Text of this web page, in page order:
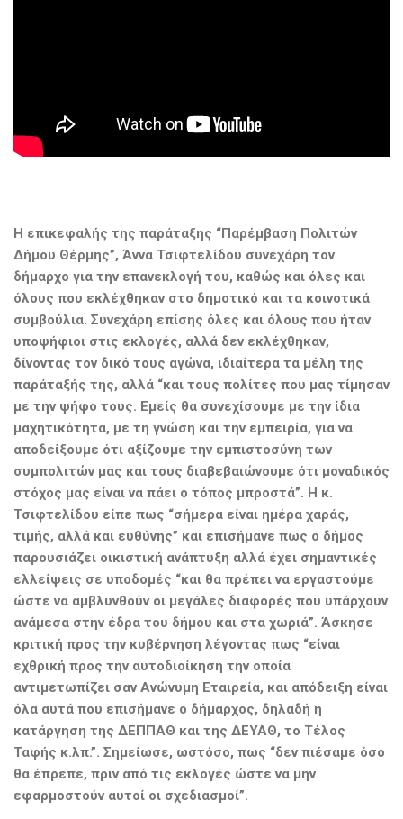
Η επικεφαλής της παράταξης “Παρέμβαση Πολιτών
Δήμου Θέρμης”, Άννα Τσιφτελίδου συνεχάρη τον
δήμαρχο για την επανεκλογή του, καθώς και όλες και
όλους που εκλέχθηκαν στο δημοτικό και τα κοινοτικά
συμβούλια. Συνεχάρη επίσης όλες και όλους που ήταν
υποψήφιοι στις εκλογές, αλλά δεν εκλέχθηκαν,
δίνοντας τον δικό τους αγώνα, ιδιαίτερα τα μέλη της
παράταξής της, αλλά “και τους πολίτες που μας τίμησαν
με την ψήφο τους. Εμείς θα συνεχίσουμε με την ίδια
μαχητικότητα, με τη γνώση και την εμπειρία, για να
αποδείξουμε ότι αξίζουμε την εμπιστοσύνη των
συμπολιτών μας και τους διαβεβαιώνουμε ότι μοναδικός
στόχος μας είναι να πάει ο τόπος μπροστά”. Η κ.
Τσιφτελίδου είπε πως “σήμερα είναι ημέρα χαράς,
τιμής, αλλά και ευθύνης” και επισήμανε πως ο δήμος
παρουσιάζει οικιστική ανάπτυξη αλλά έχει σημαντικές
ελλείψεις σε υποδομές “και θα πρέπει να εργαστούμε
ώστε να αμβλυνθούν οι μεγάλες διαφορές που υπάρχουν
ανάμεσα στην έδρα του δήμου και στα χωριά”. Άσκησε
κριτική προς την κυβέρνηση λέγοντας πως “είναι
εχθρική προς την αυτοδιοίκηση την οποία
αντιμετωπίζει σαν Ανώνυμη Εταιρεία, και απόδειξη είναι
όλα αυτά που επισήμανε ο δήμαρχος, δηλαδή η
κατάργηση της ΔΕΠΠΑΘ και της ΔΕΥΑΘ, το Τέλος
Ταφής κ.λπ.”. Σημείωσε, ωστόσο, πως “δεν πιέσαμε όσο
θα έπρεπε, πριν από τις εκλογές ώστε να μην
εφαρμοστούν αυτοί οι σχεδιασμοί”.